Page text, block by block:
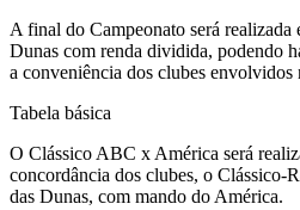
A final do Campeonato será realizada
Dunas com renda dividida, podendo
a conveniência dos clubes envolvidos
Tabela básica
O Clássico ABC x América será
concordância dos clubes, o Clássico-
das Dunas, com mando do América.